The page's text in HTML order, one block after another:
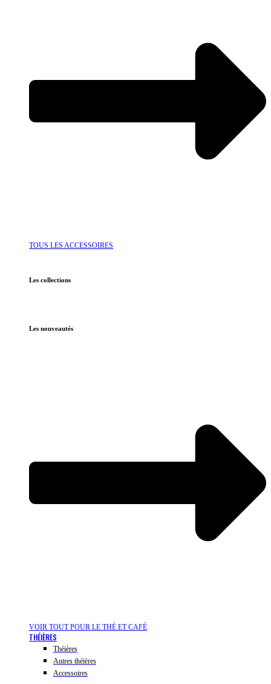
TOUS LES ACCESSOIRES
Les collections
Les nouveautés
VOIR TOUT POUR LE THÉ ET CAFÉ
THÉIÈRES
Théières
Autres théières
Accessoires